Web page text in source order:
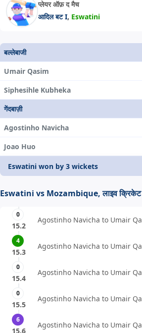
प्लेयर ऑफ़ द मैच
आदिल बट I, Eswatini
बल्लेबाजी
Umair Qasim
Siphesihle Kubheka
गेंदबाज़ी
Agostinho Navicha
Joao Huo
Eswatini won by 3 wickets
Eswatini vs Mozambique, लाइव क्रिकेट
0
15.2
Agostinho Navicha to Umair
4
15.3
Agostinho Navicha to Umair
0
15.4
Agostinho Navicha to Umair
0
15.5
Agostinho Navicha to Umair
6
15.6
Agostinho Navicha to Umair